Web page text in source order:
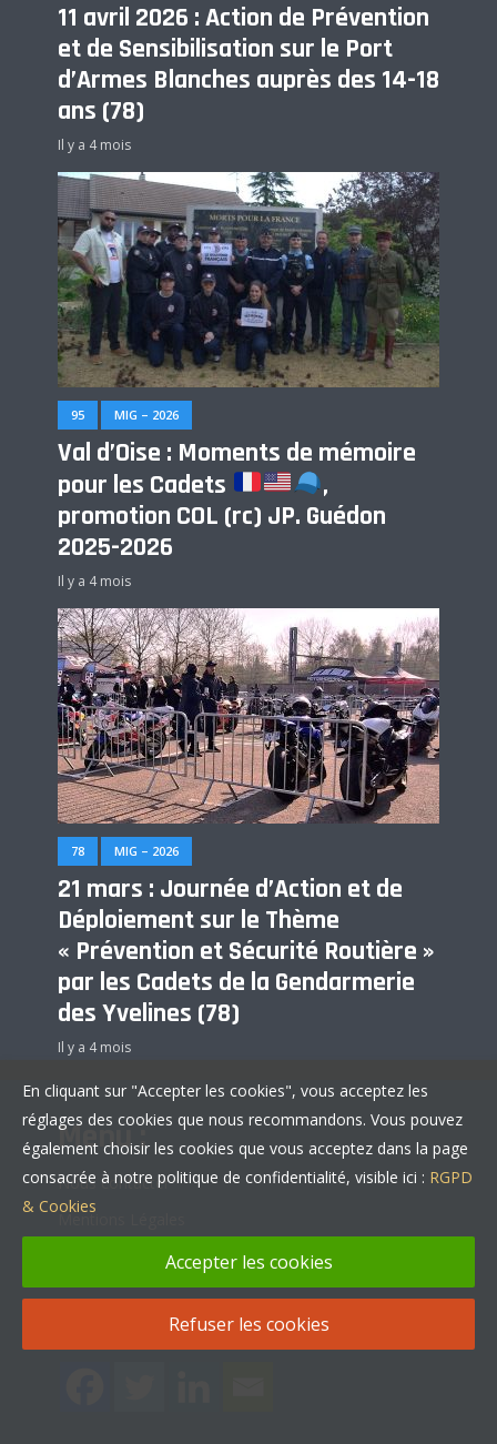
11 avril 2026 : Action de Prévention
et de Sensibilisation sur le Port
d’Armes Blanches auprès des 14-18
ans (78)
Il y a 4 mois
95 MIG – 2026
Val d’Oise : Moments de mémoire
pour les Cadets
,
promotion COL (rc) JP. Guédon
2025-2026
Il y a 4 mois
78 MIG – 2026
21 mars : Journée d’Action et de
Déploiement sur le Thème
« Prévention et Sécurité Routière »
par les Cadets de la Gendarmerie
des Yvelines (78)
Il y a 4 mois
Menu :
Nous contacter
Politique de confidentialité
Partager :
En cliquant sur "Accepter les cookies", vous acceptez les
réglages des cookies que nous recommandons. Vous pouvez
également choisir les cookies que vous acceptez dans la page
consacrée à notre politique de confidentialité, visible ici : RGPD
& Cookies
Accepter les cookies
Refuser les cookies